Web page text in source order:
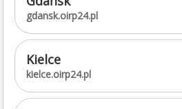
gdansk.oirp24.pl
Kielce
kielce.oirp24.pl